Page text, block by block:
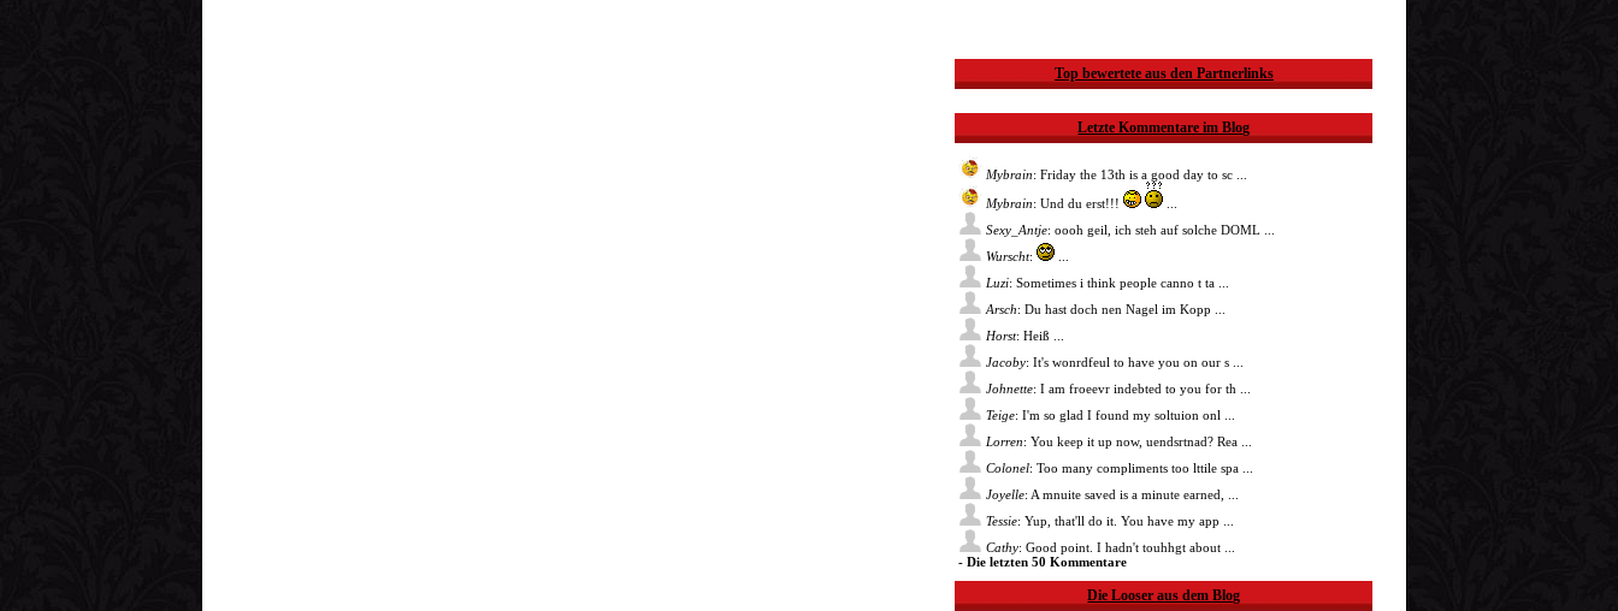
Top bewertete aus den Partnerlinks
Letzte Kommentare im Blog
Mybrain: Friday the 13th is a good day to sc ...
Mybrain: Und du erst!!!
Sexy_Antje: oooh geil, ich steh auf solche DOML ...
Wurscht:
Luzi: Sometimes i think people canno t ta ...
Arsch: Du hast doch nen Nagel im Kopp ...
Horst: Heiß ...
Jacoby: It's wonrdfeul to have you on our s ...
Johnette: I am froeevr indebted to you for th ...
Teige: I'm so glad I found my soltuion onl ...
Lorren: You keep it up now, uendsrtnad? Rea ...
Colonel: Too many compliments too lttile spa ...
Joyelle: A mnuite saved is a minute earned, ...
Tessie: Yup, that'll do it. You have my app ...
Cathy: Good point. I hadn't touhhgt about ...
- Die letzten 50 Kommentare
Die Looser aus dem Blog